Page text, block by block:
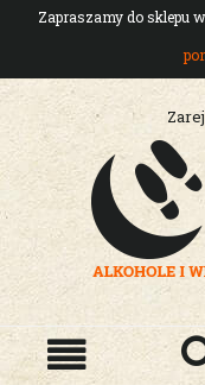
Zapraszamy do sklepu